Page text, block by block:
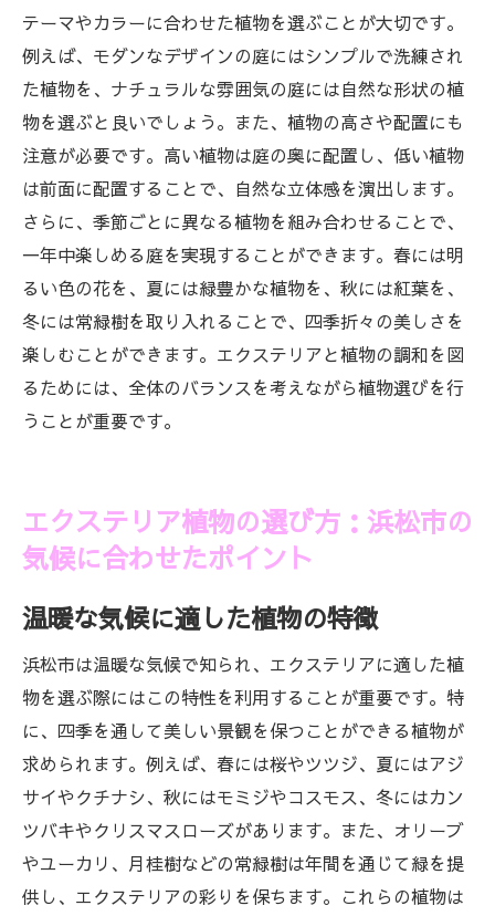
テーマやカラーに合わせた植物を選ぶことが大切です。
例えば、モダンなデザインの庭にはシンプルで洗練され
た植物を、ナチュラルな雰囲気の庭には自然な形状の植
物を選ぶと良いでしょう。また、植物の高さや配置にも
注意が必要です。高い植物は庭の奥に配置し、低い植物
は前面に配置することで、自然な立体感を演出します。
さらに、季節ごとに異なる植物を組み合わせることで、
一年中楽しめる庭を実現することができます。春には明
るい色の花を、夏には緑豊かな植物を、秋には紅葉を、
冬には常緑樹を取り入れることで、四季折々の美しさを
楽しむことができます。エクステリアと植物の調和を図
るためには、全体のバランスを考えながら植物選びを行
うことが重要です。
エクステリア植物の選び方：浜松市の
気候に合わせたポイント
温暖な気候に適した植物の特徴
浜松市は温暖な気候で知られ、エクステリアに適した植
物を選ぶ際にはこの特性を利用することが重要です。特
に、四季を通して美しい景観を保つことができる植物が
求められます。例えば、春には桜やツツジ、夏にはアジ
サイやクチナシ、秋にはモミジやコスモス、冬にはカン
ツバキやクリスマスローズがあります。また、オリーブ
やユーカリ、月桂樹などの常緑樹は年間を通じて緑を提
供し、エクステリアの彩りを保ちます。これらの植物は